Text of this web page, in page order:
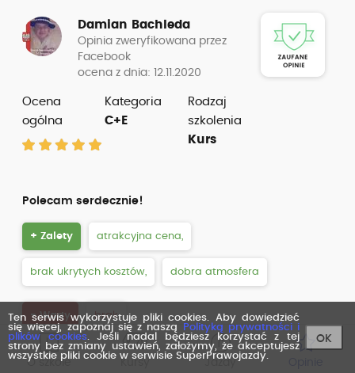
O szkole
Damian Bachleda
Opinia zweryfikowana przez
Facebook
ocena z dnia: 12.11.2020
Ocena
ogólna
Kategoria
C+E
Rodzaj
szkolenia
Kurs
Polecam serdecznie!
+ Zalety atrakcyjna cena,
brak ukrytych kosztów, dobra atmosfera
- Wady brak
Ten serwis wykorzystuje pliki cookies. Aby dowiedzieć
się więcej, zapoznaj się z naszą
Polityką prywatności i
plików cookies. Jeśli nadal będziesz korzystać z tej
strony bez zmiany ustawień, założymy, że akceptujesz
wszystkie pliki cookie w serwisie SuperPrawojazdy.
OK